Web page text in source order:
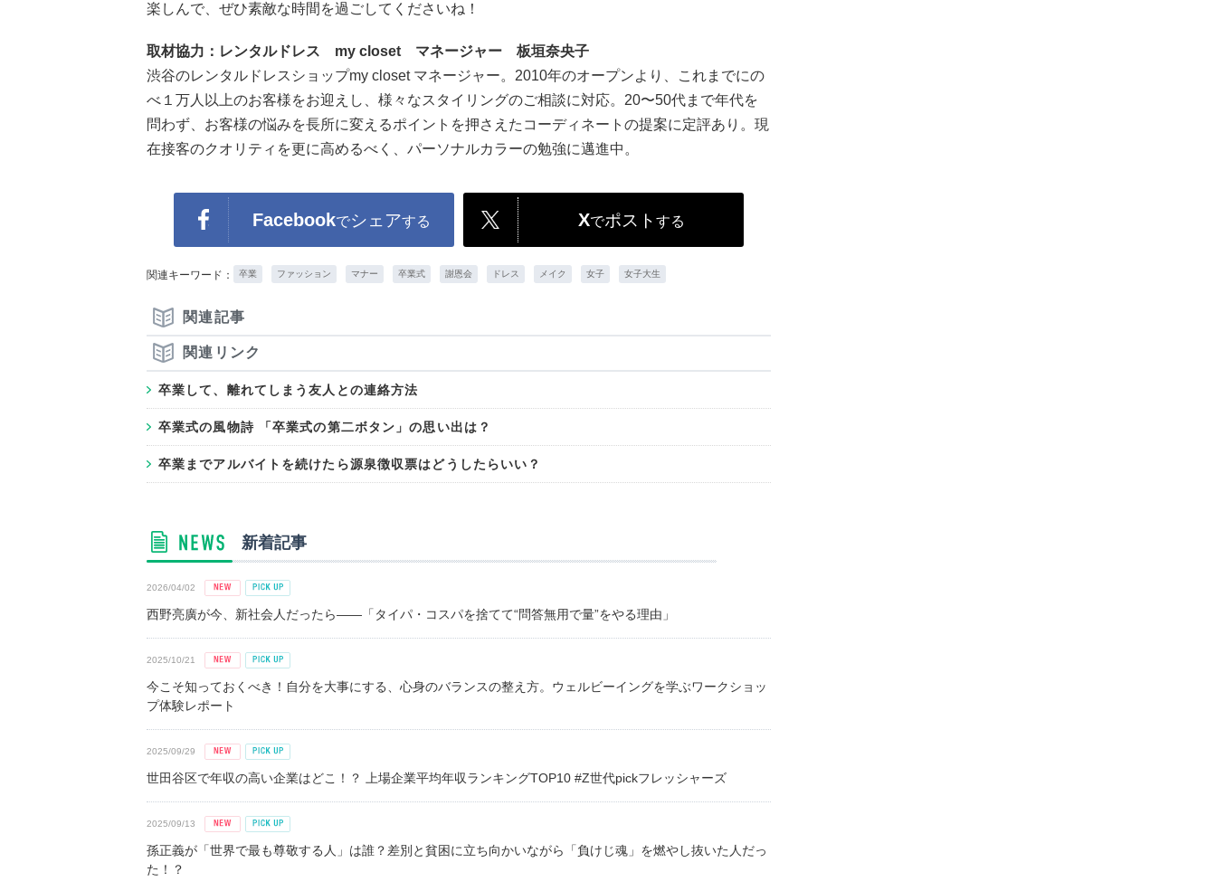
楽しんで、ぜひ素敵な時間を過ごしてくださいね！
取材協力：レンタルドレス my closet マネージャー 板垣奈央子
渋谷のレンタルドレスショップmy closet マネージャー。2010年のオープンより、これまでにの
べ１万人以上のお客様をお迎えし、様々なスタイリングのご相談に対応。20〜50代まで年代を
問わず、お客様の悩みを長所に変えるポイントを押さえたコーディネートの提案に定評あり。現
在接客のクオリティを更に高めるべく、パーソナルカラーの勉強に邁進中。
Facebookでシェアする Xでポスト する
関連キーワード： 卒業 ファッション マナー 卒業式 謝恩会 ドレス メイク 女子 女子大生
関連記事
関連リンク
卒業して、離れてしまう友人との連絡方法
卒業式の風物詩 「卒業式の第二ボタン」の思い出は？
卒業までアルバイトを続けたら源泉徴収票はどうしたらいい？
新着記事
2026/04/02
西野亮廣が今、新社会人だったら――「タイパ・コスパを捨てて“問答無用で量”をやる理由」
2025/10/21
今こそ知っておくべき！自分を大事にする、心身のバランスの整え方。ウェルビーイングを学ぶワークショッ
プ体験レポート
2025/09/29
世田谷区で年収の高い企業はどこ！？ 上場企業平均年収ランキングTOP10 #Z世代pickフレッシャーズ
2025/09/13
孫正義が「世界で最も尊敬する人」は誰？差別と貧困に立ち向かいながら「負けじ魂」を燃やし抜いた人だっ
た！？